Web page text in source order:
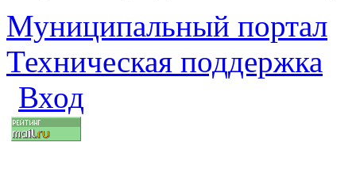
Муниципальный портал
Техническая поддержка
Вход